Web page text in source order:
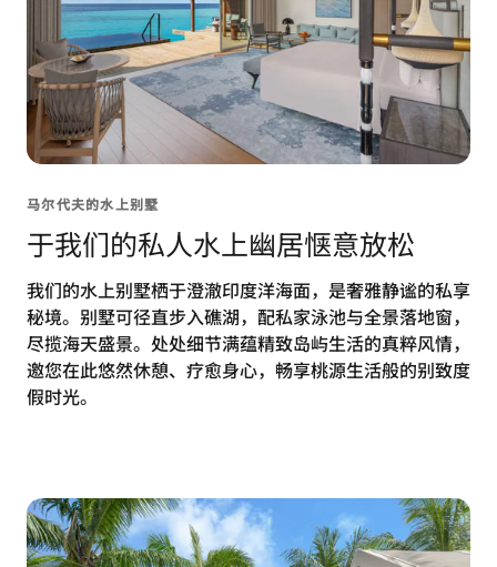
马尔代夫的水上别墅
于我们的私人水上幽居惬意放松
我们的水上别墅栖于澄澈印度洋海面，是奢雅静谧的私享
秘境。别墅可径直步入礁湖，配私家泳池与全景落地窗，
尽揽海天盛景。处处细节满蕴精致岛屿生活的真粹风情，
邀您在此悠然休憩、疗愈身心，畅享桃源生活般的别致度
假时光。